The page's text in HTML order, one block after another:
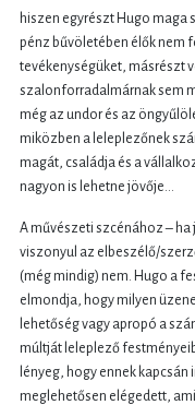
hiszen egyrészt Hugo maga
pénz bűvöletében élők nem
tevékenységüket, másrészt
szalonforradalmárnak sem
még az undor és az
miközben a leleplezőnek
magát, családja és a
nagyon is lehetne jövője…
A művészeti szcénához – ha
viszonyul az elbeszélő/
(még mindig) nem. Hugo a
elmondja, hogy milyen
lehetőség vagy apropó a
múltját leleplező
lényeg, hogy ennek
meglehetősen elégedett,